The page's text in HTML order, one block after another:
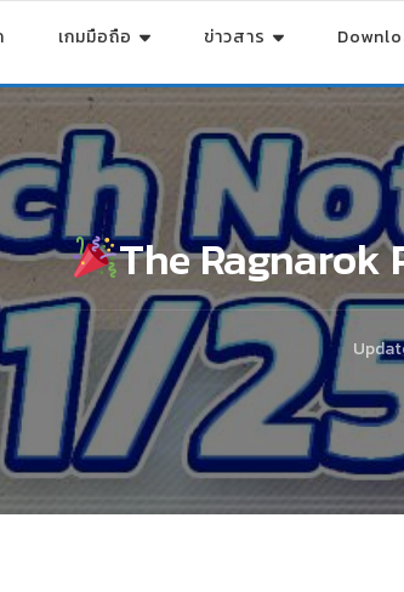
เกมมือถือ ข่าวสาร
The Ragnarok